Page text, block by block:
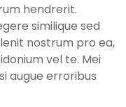
hendrerit.
similique sed
nostrum pro ea,
vel te. Mei
augue erroribus